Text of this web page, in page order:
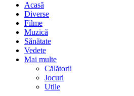
Acasă
Diverse
Filme
Muzică
Sănătate
Vedete
Mai multe
Călătorii
Jocuri
Utile